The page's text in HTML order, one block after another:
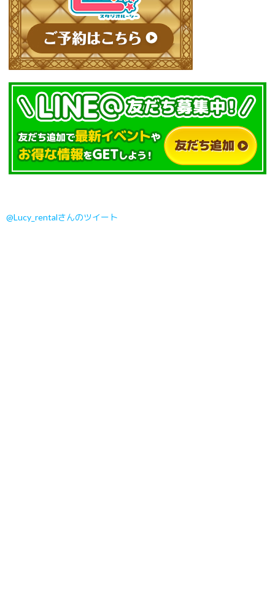
@Lucy_rentalさんのツイート